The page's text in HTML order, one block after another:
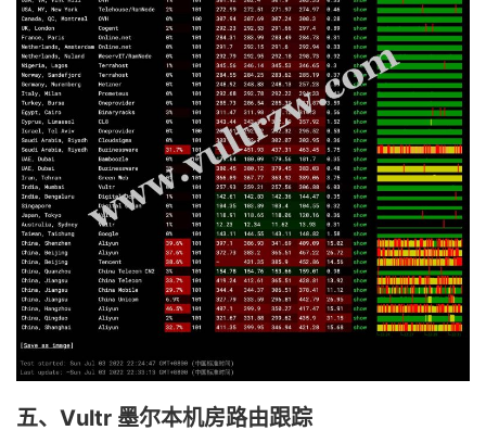
信
安
徽
联
通
5 0% 376.4 286.2 327.016
安
徽
移
动
0% 369.906 367.921 369.235
北
京
信
5 3 40% 432.551 424.133 427.258
五、Vultr 墨尔本机房路由跟踪